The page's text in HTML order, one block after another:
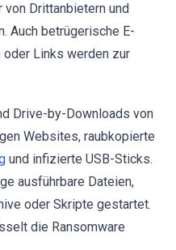
Drittanbietern und
Auch betrügerische E-
Links werden zur
Drive-by-Downloads von
Websites, raubkopierte
und infizierte USB-Sticks.
ausführbare Dateien,
oder Skripte gestartet.
die Ransomware